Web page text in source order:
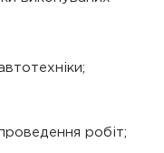
робіт;